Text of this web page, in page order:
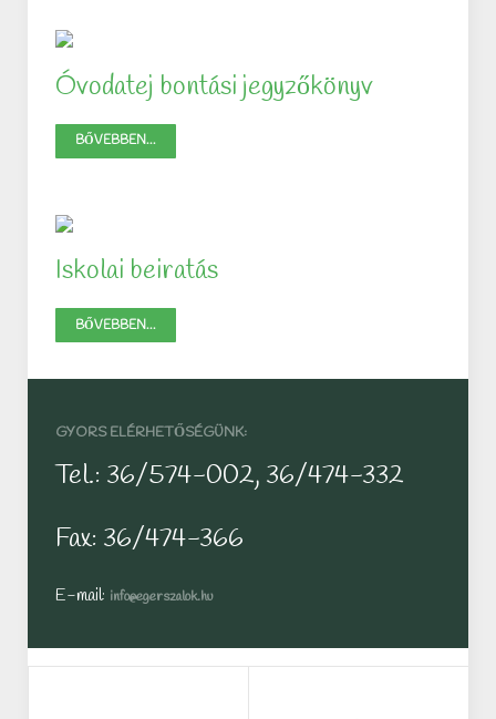
Óvodatej bontási jegyzőkönyv
BŐVEBBEN...
Iskolai beiratás
BŐVEBBEN...
GYORS ELÉRHETŐSÉGÜNK:
Tel.: 36/574-002, 36/474-332
Fax: 36/474-366
E-mail: info@egerszalok.hu